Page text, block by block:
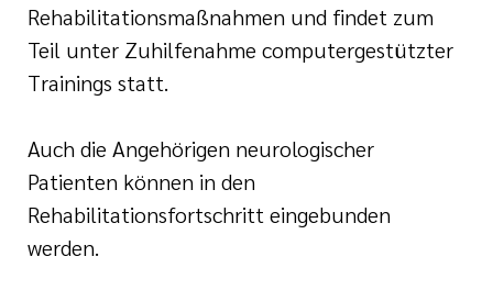
Rehabilitationsmaßnahmen und findet zum
Teil unter Zuhilfenahme computergestützter
Trainings statt.
Auch die Angehörigen neurologischer
Patienten können in den
Rehabilitationsfortschritt eingebunden
werden.